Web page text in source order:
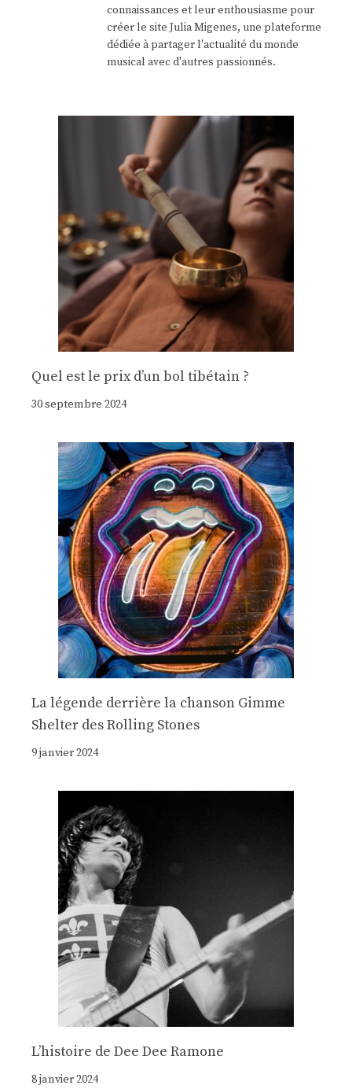
connaissances et leur enthousiasme pour
créer le site Julia Migenes, une plateforme
dédiée à partager l'actualité du monde
musical avec d'autres passionnés.
Quel est le prix d’un bol tibétain ?
30 septembre 2024
La légende derrière la chanson Gimme
Shelter des Rolling Stones
9 janvier 2024
Lʼhistoire de Dee Dee Ramone
8 janvier 2024